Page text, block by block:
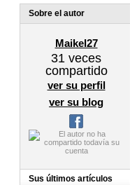
Sobre el autor
Maikel27
31 veces
compartido
ver su perfil
ver su blog
Sus últimos artículos